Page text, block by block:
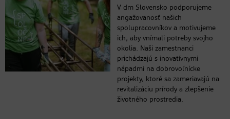
V dm Slovensko podporujeme
angažovanosť našich
spolupracovníkov a motivujeme
ich, aby vnímali potreby svojho
okolia. Naši zamestnanci
prichádzajú s inovatívnymi
nápadmi na dobrovoľnícke
projekty, ktoré sa zameriavajú na
revitalizáciu prírody a zlepšenie
životného prostredia.